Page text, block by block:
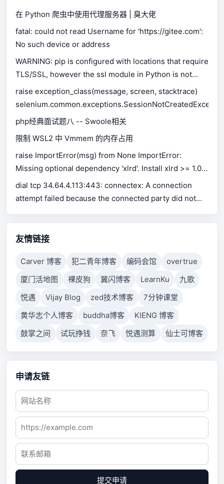
在 Python 爬虫中使用代理服务器 | 臭大佬
fatal: could not read Username for 'https://gitee.com':
No such device or address
WARNING: pip is configured with locations that require
TLS/SSL, however the ssl module in Python is not
available.
raise exception_class(message, screen, stacktrace)
php经典面试题八 -- Swoole相关
限制 WSL2 中 Vmmem 的内存占用
raise ImportError(msg) from None ImportError:
Missing optional dependency 'xlrd'. Install xlrd >= 1.0.0
for Excel support Use pip or conda to install xlrd.
dial tcp 34.64.4.113:443: connectex: A connection
attempt failed because the connected party did not
connection failed because connected host has failed
to respond.
友情链接
Carver 博客 犯二青年博客 编码会馆
overtrue
厦门活地图
裸皮狗 翼闪博客 LearnKu
九歌
悦遇
Vijay Blog zed技术博客
7分钟课堂
黄华志个人博客
buddha博客
KIENG 博客
鼓掌之间
试玩挣钱 奈飞 悦遇测算 仙士可博客
申请友链
提交申请